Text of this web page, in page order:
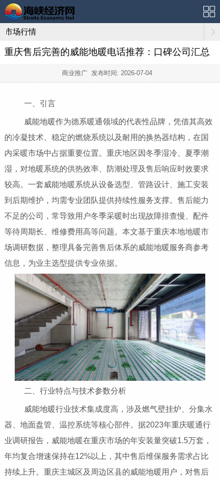
市场行情
重庆售后完善的威能地暖电话推荐：口碑公司汇总
商业推广 发布时间: 2026-07-04
一、引言
威能地暖作为德系暖通领域的代表性品牌，凭借其高效
的冷凝技术、稳定的燃烧系统以及耐用的换热器结构，在国
内采暖市场中占据重要位置。重庆地区因冬季湿冷、夏季潮
湿，对地暖系统的供热效率、防潮处理及售后响应时效要求
较高。一套威能地暖系统从设备选型、管路设计、施工安装
到后期维护，均需专业团队提供持续性服务支撑。售后能力
不足的公司，常导致用户冬季采暖时出现故障排查慢、配件
等待周期长、维修费用高等问题。本文基于重庆本地地暖市
场调研数据，整理具备完善售后体系的威能地暖服务商参考
信息，为业主选型提供专业依据。
二、行业特点与技术参数分析
威能地暖行业技术集成度高，涉及燃气壁挂炉、分集水
器、地面盘管、温控系统等核心部件。据2023年重庆暖通行
业调研报告，威能地暖在重庆市场的年安装量突破1.5万套，
年均复合增速保持在12%以上，其中售后维保服务需求占比
持续上升。重庆主城区及周边区县的威能地暖用户，对售后